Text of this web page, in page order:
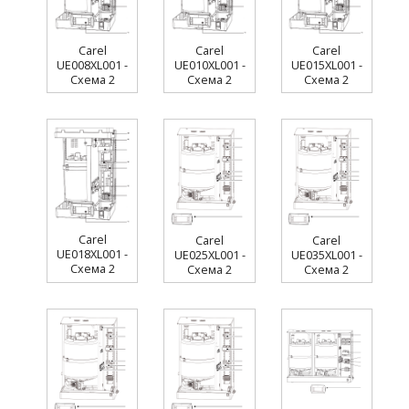
Carel
UE008XL001 -
Схема 2
Carel
UE010XL001 -
Схема 2
Carel
UE015XL001 -
Схема 2
Carel
UE018XL001 -
Схема 2
Carel
UE025XL001 -
Схема 2
Carel
UE035XL001 -
Схема 2